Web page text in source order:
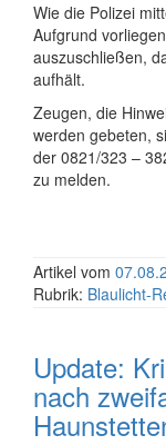
Wie die Polizei
Aufgrund
auszuschließen,
aufhält.
Zeugen, die
werden gebeten,
der 0821/323 –
zu melden.
Artikel vom
Rubrik: Blaulicht-
Update:
nach